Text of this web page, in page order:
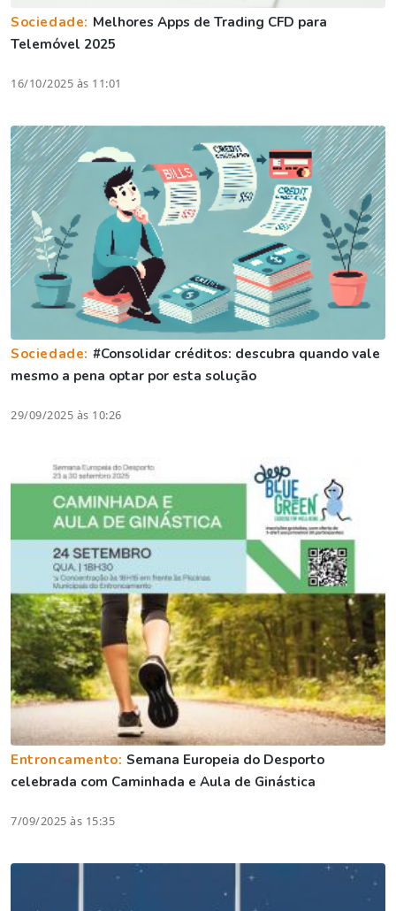
Sociedade: Melhores Apps de Trading CFD para
Telemóvel 2025
16/10/2025 às 11:01
Sociedade: #Consolidar créditos: descubra quando vale
mesmo a pena optar por esta solução
29/09/2025 às 10:26
Entroncamento:Semana Europeia do Desporto
celebrada com Caminhada e Aula de Ginástica
7/09/2025 às 15:35